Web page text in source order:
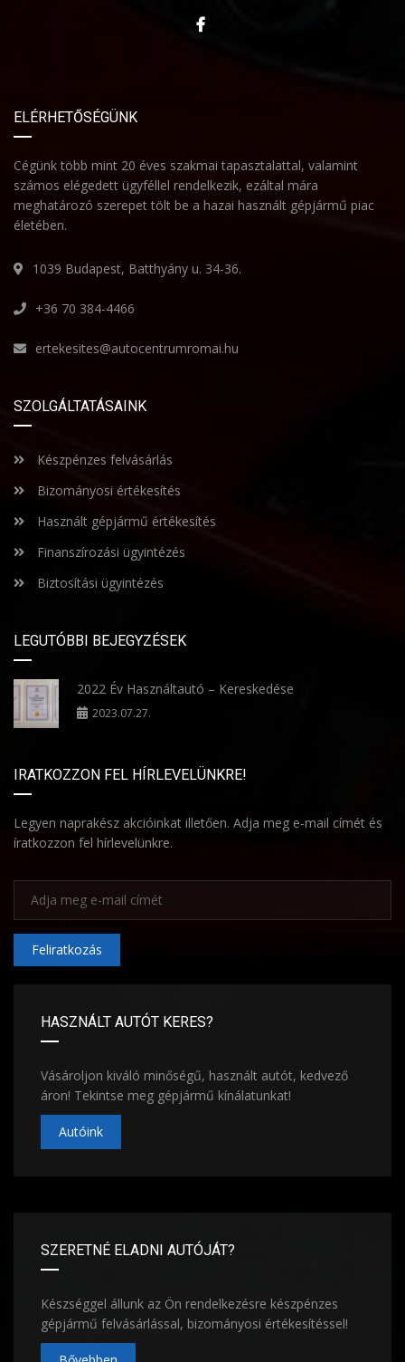
ELÉRHETŐSÉGÜNK
Cégünk több mint 20 éves szakmai tapasztalattal, valamint
számos elégedett ügyféllel rendelkezik, ezáltal mára
meghatározó szerepet tölt be a hazai használt gépjármű piac
életében.
1039 Budapest, Batthyány u. 34-36.
+36 70 384-4466
ertekesites@autocentrumromai.hu
SZOLGÁLTATÁSAINK
Készpénzes felvásárlás
Bizományosi értékesítés
Használt gépjármű értékesítés
Finanszírozási ügyintézés
Biztosítási ügyintézés
LEGUTÓBBI BEJEGYZÉSEK
2022 Év Használtautó – Kereskedése
2023.07.27.
IRATKOZZON FEL HÍRLEVELÜNKRE!
Legyen naprakész akcióinkat illetően. Adja meg e-mail címét és
íratkozzon fel hírlevelünkre.
Feliratkozás
HASZNÁLT AUTÓT KERES?
Vásároljon kiváló minőségű, használt autót, kedvező
áron! Tekintse meg gépjármű kínálatunkat!
Autóink
SZERETNÉ ELADNI AUTÓJÁT?
Készséggel állunk az Ön rendelkezésre készpénzes
gépjármű felvásárlással, bizományosi értékesítéssel!